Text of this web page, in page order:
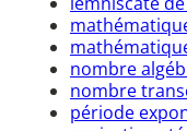
nombre
nombre
période